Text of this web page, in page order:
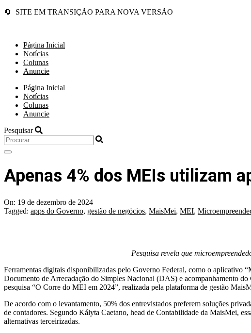
🔄 SITE EM TRANSIÇÃO PARA NOVA VERSÃO
Página Inicial
Notícias
Colunas
Anuncie
Página Inicial
Notícias
Colunas
Anuncie
Pesquisar
Apenas 4% dos MEIs utilizam
On: 19 de dezembro de 2024
Tagged: apps do Governo, gestão de negócios, MaisMei, MEI,
Pesquisa revela que
Ferramentas digitais disponibilizadas pelo Governo Federal, como o aplicativo
Documento de Arrecadação do Simples Nacional (DAS) e acompanhamento
pesquisa “O Corre do MEI em 2024”, realizada pela plataforma de gestão
De acordo com o levantamento, 50% dos entrevistados preferem soluções
de contadores. Segundo Kályta Caetano, head de Contabilidade da MaisMei,
alternativas terceirizadas.